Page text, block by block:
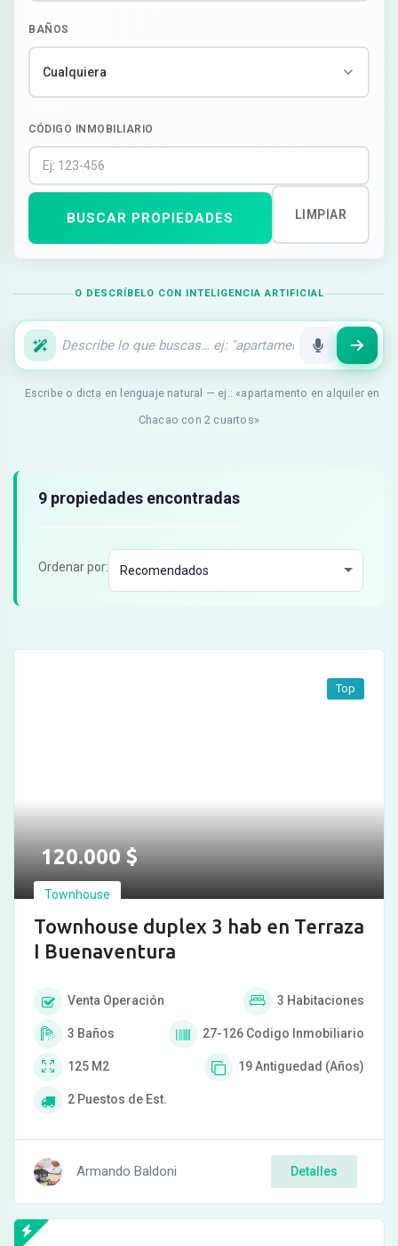
BAÑOS
CÓDIGO INMOBILIARIO
BUSCAR PROPIEDADES LIMPIAR
O DESCRÍBELO CON INTELIGENCIA ARTIFICIAL
Escribe o dicta en lenguaje natural — ej.: «apartamento en alquiler en
Chacao con 2 cuartos»
Resultados de búsqueda
9 propiedades encontradas
Ordenar por:
120.000$
Townhouse
Townhouse duplex 3 hab en Terraza
I Buenaventura
Top
Venta Operación 3 Habitaciones
3 Baños 27-126 Codigo Inmobiliario
125 M2 19Antiguedad (Años)
2 Puestos de Est.
Armando Baldoni Detalles